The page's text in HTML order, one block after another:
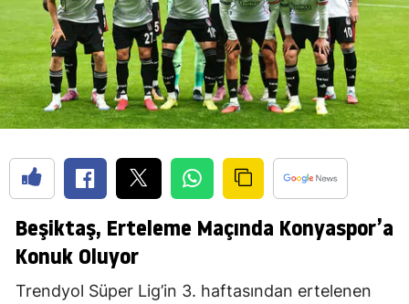
Beşiktaş, Erteleme Maçında Konyaspor’a
Konuk Oluyor
Trendyol Süper Lig’in 3. haftasından ertelenen